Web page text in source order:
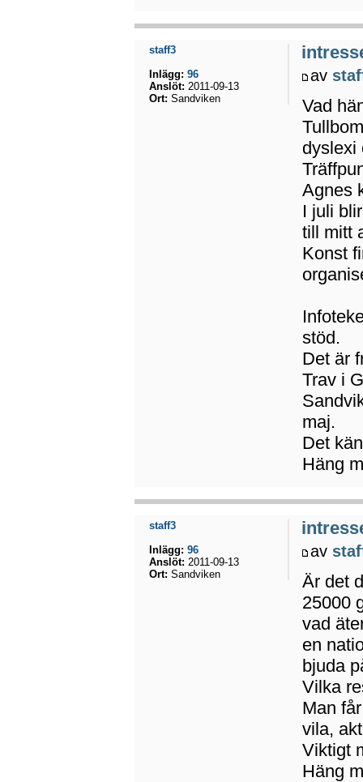
av
Vad
dyslexi
Agnes
I juli
till mitt
Konst
stöd.
Det är
Trav i
maj.
Det
Häng
staff3
Inlägg: 96
Anslöt: 2011-09-13
Ort: Sandviken
av
Är det
25000
vad
en
bjuda
Vilka
Man
vila,
Viktigt
Häng
staff3
Inlägg: 96
Anslöt: 2011-09-13
Ort: Sandviken